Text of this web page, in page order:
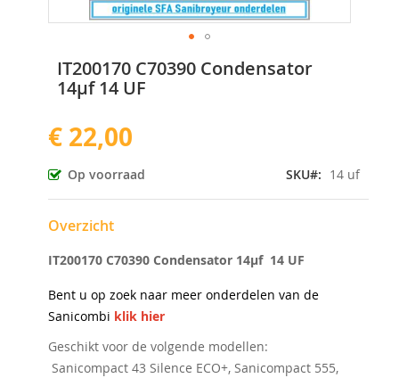
IT200170 C70390 Condensator
14µf 14 UF
€ 22,00
Op voorraad SKU 14 uf
Overzicht
IT200170 C70390 Condensator 14µf 14 UF
Bent u op zoek naar meer onderdelen van de
Sanicombi klik hier
Geschikt voor de volgende modellen:
Sanicompact 43 Silence ECO+, Sanicompact 555,
naar
het
van
de
afbeeldingen-
gallerij